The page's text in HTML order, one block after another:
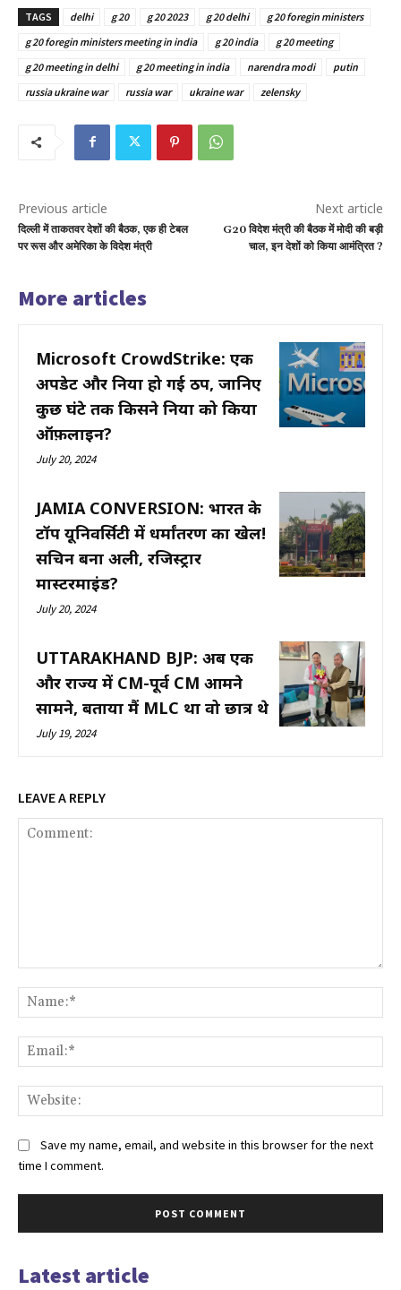
TAGS delhi g 20 g 20 2023 g 20 delhi
g 20 foregin ministers
g 20 foregin ministers meeting in india
g 20 india
g 20 meeting
g 20 meeting in delhi
g 20 meeting in india narendra modi
putin
russia ukraine war
russia war ukraine war zelensky
Previous article
दिल्ली में ताकतवर देशों की बैठक, एक ही टेबल
पर रूस और अमेरिका के विदेश मंत्री
Next article
G20 विदेश मंत्री की बैठक में मोदी की बड़ी
चाल, इन देशों को किया आमंत्रित ?
More articles
Microsoft CrowdStrike: एक
अपडेट और दुनिया हो गई ठप, जानिए
कुछ घंटे तक किसने दुनिया को किया
ऑफ़लाइन?
July 20, 2024
JAMIA CONVERSION: भारत के
टॉप यूनिवर्सिटी में धर्मांतरण का खेल!
सचिन बना अली, रजिस्ट्रार
मास्टरमाइंड?
July 20, 2024
UTTARAKHAND BJP: अब एक
और राज्य में CM-पूर्व CM आमने
सामने, बताया मैं MLC था वो छात्र थे
July 19, 2024
LEAVE A REPLY
Save my name, email, and website in this browser for the next
time I comment.
Latest article